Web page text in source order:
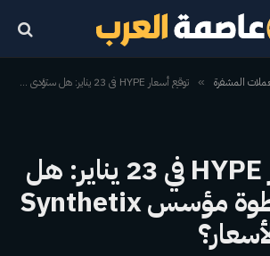
المشفرة » توقع أسعار HYPE في 23 يناير: هل ستؤدي خطوة مؤسس Synthetix إلى ارتفاع الأسعار؟
توقع أسعار HYPE في 23 يناير: هل
ستؤدي خطوة مؤسس Synthetix